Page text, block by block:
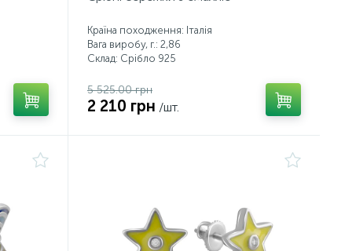
Країна походження: Італія
Вага виробу, г.: 2,86
Склад: Срібло 925
5 525.00 грн
2 210 грн /шт.